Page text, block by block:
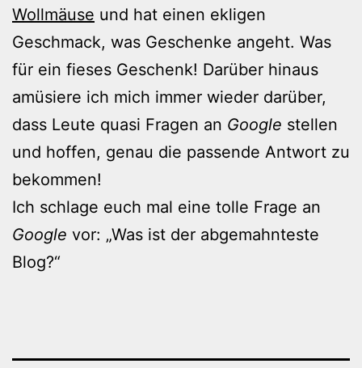
Wollmäuse und hat einen ekligen
Geschmack, was Geschenke angeht. Was
für ein fieses Geschenk! Darüber hinaus
amüsiere ich mich immer wieder darüber,
dass Leute quasi Fragen an Google stellen
und hoffen, genau die passende Antwort zu
bekommen!
Ich schlage euch mal eine tolle Frage an
Google vor: „Was ist der abgemahnteste
Blog?“